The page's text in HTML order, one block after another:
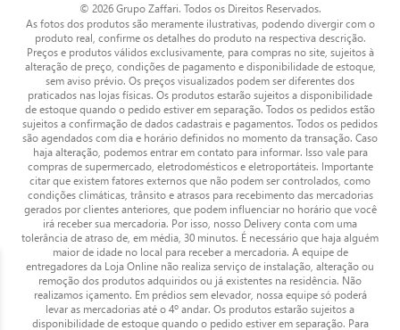
© 2026 Grupo Zaffari. Todos os Direitos Reservados.
As fotos dos produtos são meramente ilustrativas, podendo divergir com o
produto real, confirme os detalhes do produto na respectiva descrição.
Preços e produtos válidos exclusivamente, para compras no site, sujeitos à
alteração de preço, condições de pagamento e disponibilidade de estoque,
sem aviso prévio. Os preços visualizados podem ser diferentes dos
praticados nas lojas físicas. Os produtos estarão sujeitos a disponibilidade
de estoque quando o pedido estiver em separação. Todos os pedidos estão
sujeitos a confirmação de dados cadastrais e pagamentos. Todos os pedidos
são agendados com dia e horário definidos no momento da transação. Caso
haja alteração, podemos entrar em contato para informar. Isso vale para
compras de supermercado, eletrodomésticos e eletroportáteis. Importante
citar que existem fatores externos que não podem ser controlados, como
condições climáticas, trânsito e atrasos para recebimento das mercadorias
gerados por clientes anteriores, que podem influenciar no horário que você
irá receber sua mercadoria. Por isso, nosso Delivery conta com uma
tolerância de atraso de, em média, 30 minutos. É necessário que haja alguém
maior de idade no local para receber a mercadoria. A equipe de
entregadores da Loja Online não realiza serviço de instalação, alteração ou
remoção dos produtos adquiridos ou já existentes na residência. Não
realizamos içamento. Em prédios sem elevador, nossa equipe só poderá
levar as mercadorias até o 4º andar. Os produtos estarão sujeitos a
disponibilidade de estoque quando o pedido estiver em separação. Para